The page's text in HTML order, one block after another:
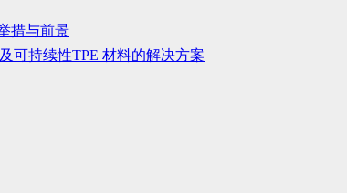
措与前景
可持续性TPE 材料的解决方案